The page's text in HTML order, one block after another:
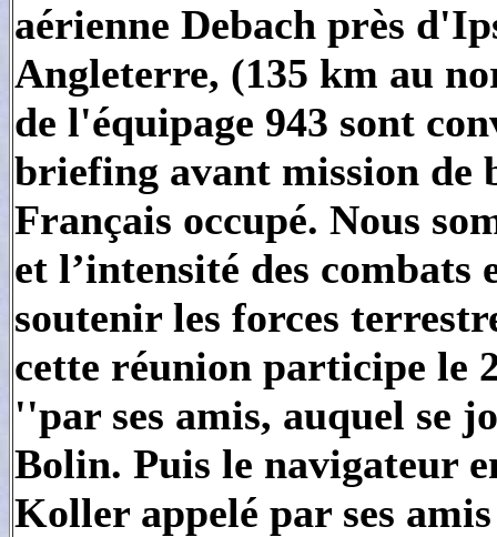
aérienne Debach près
Angleterre, (135 km au
de l'équipage 943 sont
briefing avant mission
Français occupé. Nous
et l’intensité des
soutenir les forces
cette réunion participe le
''par ses amis, auquel se
Bolin. Puis le navigateur
Koller appelé par ses